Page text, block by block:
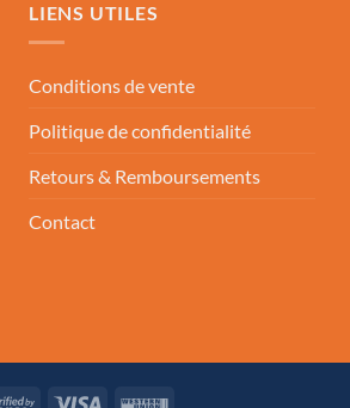
LIENS UTILES
Conditions de vente
Politique de confidentialité
Retours & Remboursements
Contact
Visa Visa Western